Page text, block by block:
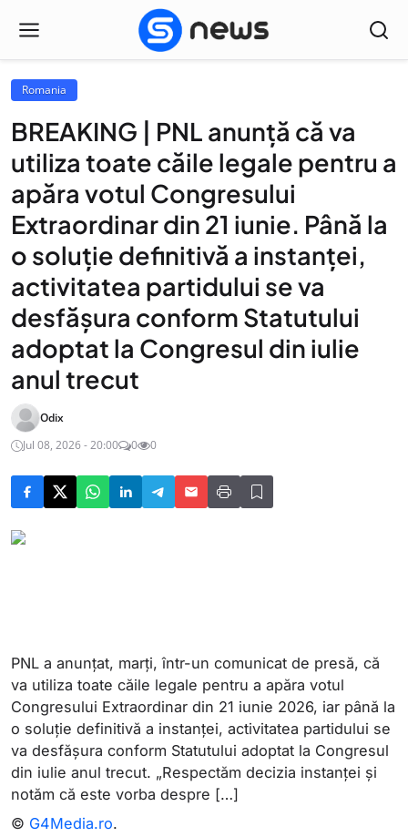
Romania
BREAKING | PNL anunță că va
utiliza toate căile legale pentru a
apăra votul Congresului
Extraordinar din 21 iunie. Până la
o soluție definitivă a instanței,
activitatea partidului se va
desfășura conform Statutului
adoptat la Congresul din iulie
anul trecut
Odix
Jul 08, 2026 - 20:00
0 0
PNL a anunțat, marți, într-un comunicat de presă, că
va utiliza toate căile legale pentru a apăra votul
Congresului Extraordinar din 21 iunie 2026, iar până la
o soluție definitivă a instanței, activitatea partidului se
va desfășura conform Statutului adoptat la Congresul
din iulie anul trecut. „Respectăm decizia instanței și
notăm că este vorba despre […]
© G4Media.ro.